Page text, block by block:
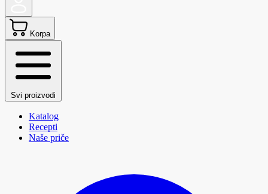
Korpa
Svi proizvodi
Katalog
Recepti
Naše priče